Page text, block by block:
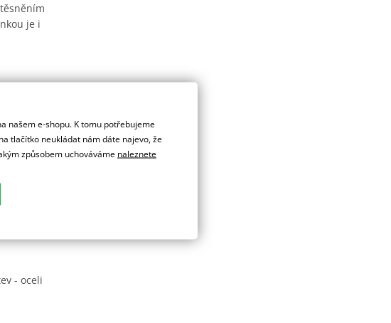
je i
MX
- oceli
našem e-shopu. K tomu potřebujeme
tlačítko neukládat nám dáte najevo, že
způsobem uchováváme naleznete